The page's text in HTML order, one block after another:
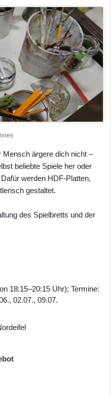
Mensch ärgere dich nicht –
beliebte Spiele her oder
werden HDF-Platten,
gestaltet.
des Spielbretts und der
18:15–20:15 Uhr); Termine:
02.07., 09.07.